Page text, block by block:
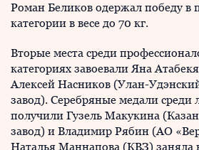
Роман Беликов одержал победу в
категории в весе до 70 кг.
Вторые места среди
категориях завоевали Яна
Алексей Насников (Улан-
завод). Серебряные медали среди
получили Гузель Макукина
завод) и Владимир Рябин (АО
Наталья Маннапова (КВЗ) заняла